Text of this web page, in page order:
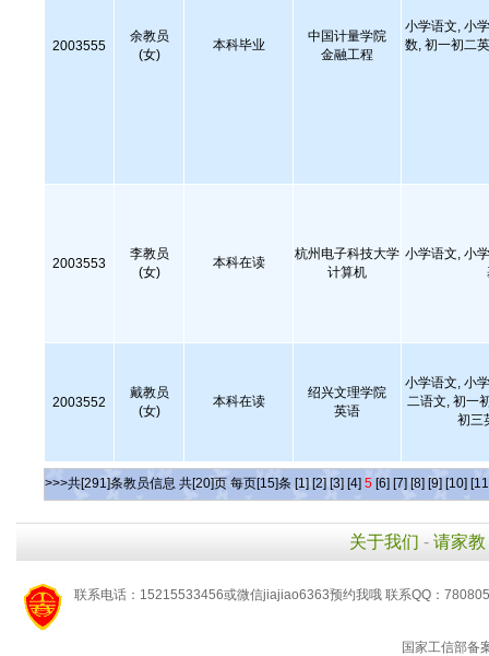
2003555
余教员
(女)
本科毕业
中国计量学院
金融工程
小学语文, 小
数, 初一初二
2003553
李教员
(女)
本科在读
杭州电子科技大学
计算机
小学语文, 小
2003552
戴教员
(女)
本科在读
绍兴文理学院
英语
小学语文, 小
二语文, 初一
初三
>>>共[291]条教员信息 共[20]页 每页[15]条 [1] [2] [3] [4] 5 [6] [7] [8] [9] [10]
关于我们 - 请家教
联系电话：15215533456或微信jiajiao6363预约我哦 联系QQ：
国家工信部备